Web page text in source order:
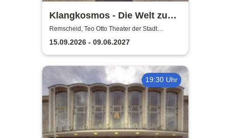
Klangkosmos - Die Welt zu
Gast in Remscheid
Remscheid, Teo Otto Theater der Stadt
Remscheid
15.09.2026 - 09.06.2027
19:30 Uhr